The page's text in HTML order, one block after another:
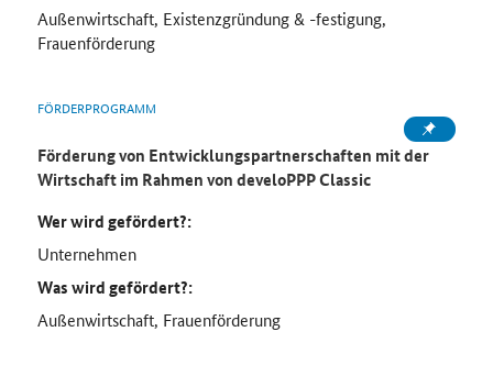
Außenwirtschaft, Existenzgründung & -festigung,
Frauenförderung
FÖRDERPROGRAMM
Förderung von Entwicklungspartnerschaften mit der
Wirtschaft im Rahmen vondeveloPPP Classic
Wer wird gefördert?:
Unternehmen
Was wird gefördert?:
Außenwirtschaft, Frauenförderung